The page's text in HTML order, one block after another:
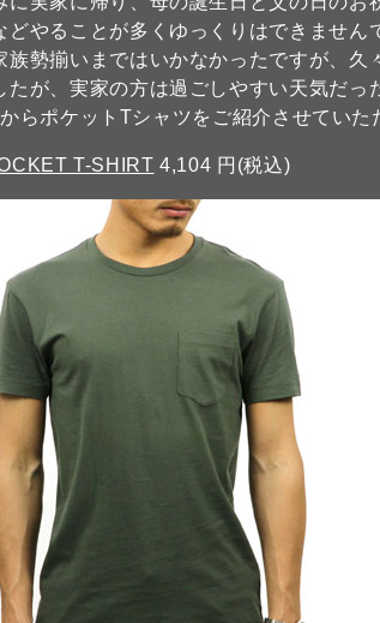
やることが多くゆっくりはできません
勢揃いまではいかなかったですが、久
たが、実家の方は過ごしやすい天気だ
らポケットTシャツをご紹介させていた
T-SHIRT 4,104 円(税込)